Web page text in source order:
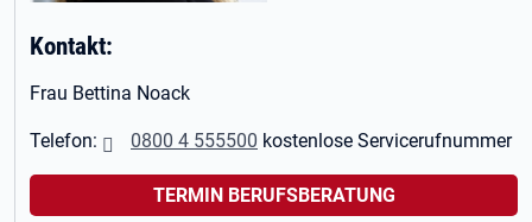
Kontakt:
Frau Bettina Noack
Telefon: 0800 4 555500 kostenlose Servicerufnummer
TERMIN BERUFSBERATUNG